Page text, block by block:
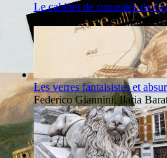
Le cabinet de curiosités de
Andrea Fusani - 31/07/2026
Les verres fantaisistes et
Federico Giannini, Ilaria